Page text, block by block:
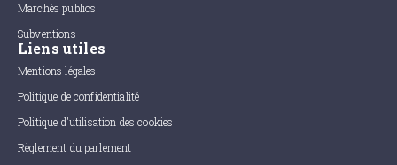
Marchés publics
Subventions
Liens utiles
Mentions légales
Politique de confidentialité
Politique d'utilisation des cookies
Règlement du parlement